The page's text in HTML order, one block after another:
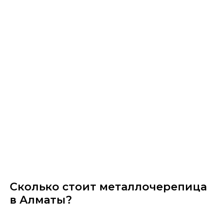
Сколько стоит металлочерепица
в Алматы?